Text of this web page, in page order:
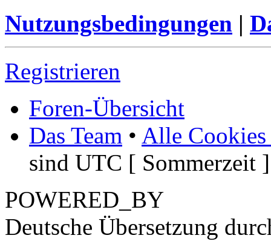
Nutzungsbedingungen |
Registrieren
Foren-Übersicht
Das Team • Alle Cookies
sind UTC [ Sommerzeit ]
POWERED_BY
Deutsche Übersetzung